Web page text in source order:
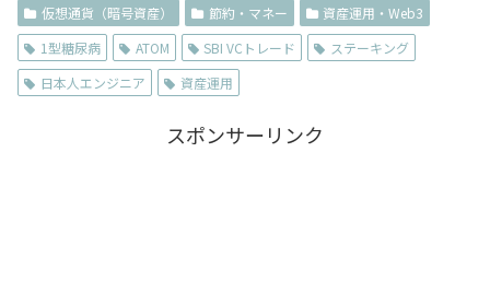
仮想通貨（暗号資産） 節約・マネー
資産運用・Web3
1型糖尿病
ATOM SBI VCトレード
ステーキング
日本人エンジニア
資産運用
スポンサーリンク